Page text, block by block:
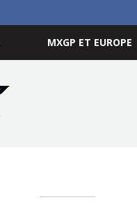
MXGP ET EUROPE